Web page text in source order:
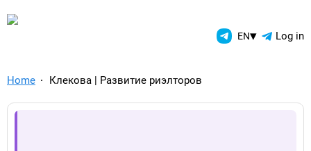
TelegramAds.com — EN▾ Log in
Home Клекова | Развитие риэлторов